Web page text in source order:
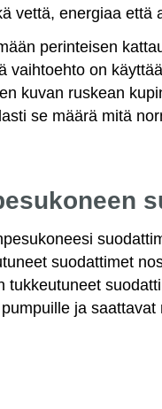
vettä, energiaa että
perinteisen
vaihtoehto on
kuvan ruskean
se määrä mitä
suodattimet
tukkeutuneet
ja saattavat